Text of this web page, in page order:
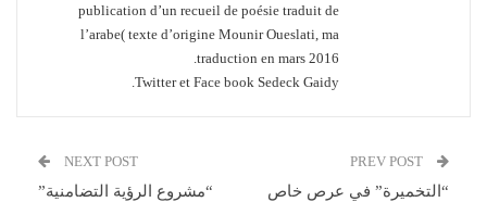
publication d’un recueil de poésie traduit de
l’arabe( texte d’origine Mounir Oueslati, ma
traduction en mars 2016.
Twitter et Face book Sedeck Gaidy.
“التخميرة” في عرص خاص
NEXT POST
“مشروع الرؤية التضامنية”